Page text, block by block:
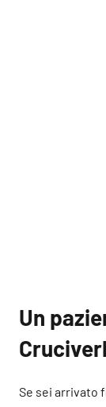
Un
Se sei arrivato